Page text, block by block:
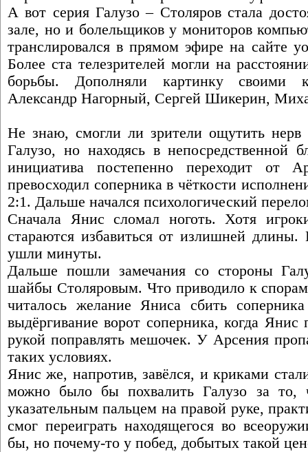
А вот серия Галузо – Столяров стала
зале, но и болельщиков у мониторов
транслировался в прямом эфире на сайте
Более ста телезрителей могли на
борьбы. Дополняли картинку своими
Александр Нагорный, Сергей Шикерин,
Не знаю, смогли ли зрители ощутить нерв
Галузо, но находясь в непосредственной
инициатива постепенно переходит от
превосходил соперника в чёткости
2:1. Дальше начался психологический
Сначала Янис сломал ноготь. Хотя
стараются избавиться от излишней длины.
ушли минуты.
Дальше пошли замечания со стороны
шайбы Столяровым. Что приводило к
читалось желание Яниса сбить
выдёргивание ворот соперника, когда Янис
рукой поправлять мешочек. У Арсения
таких условиях.
Янис же, напротив, завёлся, и криками
можно было бы похвалить Галузо за то,
указательным пальцем на правой руке,
смог переиграть находящегося во
бы, но почему-то у побед, добытых такой